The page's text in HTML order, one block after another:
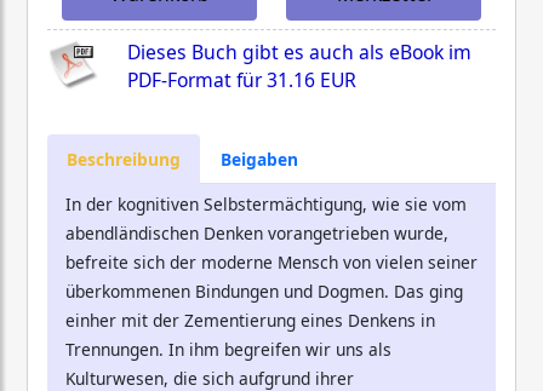
Dieses Buch gibt es auch als eBook im
PDF-Format für31.16 EUR
Beschreibung
Beigaben
In der kognitiven Selbstermächtigung, wie sie vom
abendländischen Denken vorangetrieben wurde,
befreite sich der moderne Mensch von vielen seiner
überkommenen Bindungen und Dogmen. Das ging
einher mit der Zementierung eines Denkens in
Trennungen. In ihm begreifen wir uns als
Kulturwesen, die sich aufgrund ihrer